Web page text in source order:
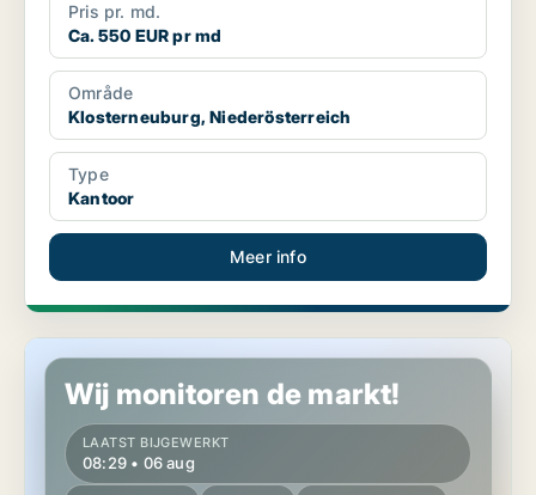
Pris pr. md.
Ca. 550 EUR pr md
Område
Klosterneuburg, Niederösterreich
Type
Kantoor
Meer info
Bedrijfspand in Klosterneuburg, Niederösterreich
Wij monitoren de markt!
LAATST BIJGEWERKT
08:29 • 06 aug